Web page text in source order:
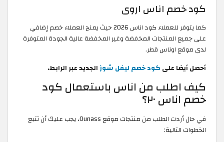
كود خصم اناس اروى
كما يتوفر للعملاء كود اناس 2026 حيث يمنح العملاء خصم إضافي
على جميع المنتجات المخفضة وغير المخفضة عالية الجودة المتوفرة
لدى موقع اوناس قطر.
أحصل أيضا على كود خصم ليفل شوز الجديد عبر الرابط.
كيف اطلب من اناس باستعمال كود
خصم اناس ٢٠؟
في حال أردت الطلب من منتجات موقع Ounass، يجب عليك أن تتبع
الخطوات التالية: